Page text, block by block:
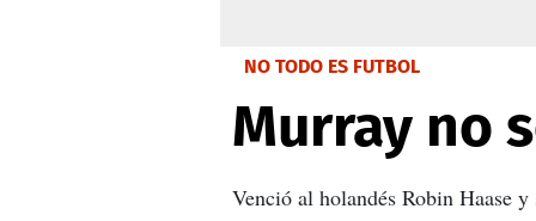
NO TODO ES FUTBOL
Murray no
Venció al holandés Robin Haase